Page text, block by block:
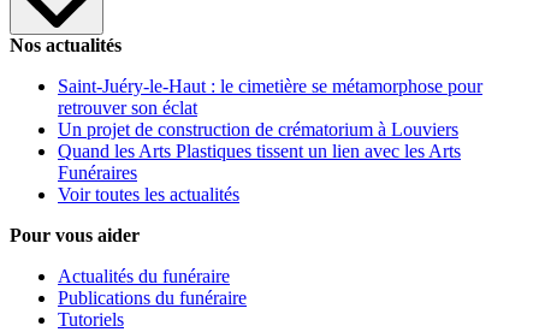
Nos actualités
Saint-Juéry-le-Haut : le cimetière se métamorphose pour
retrouver son éclat
Un projet de construction de crématorium à Louviers
Quand les Arts Plastiques tissent un lien avec les Arts
Funéraires
Voir toutes les actualités
Pour vous aider
Actualités du funéraire
Publications du funéraire
Tutoriels